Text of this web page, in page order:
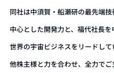
同社は中須賀・船瀬研の最先端
中心とした開発力と、福代社長
世界の宇宙ビジネスをリードして
他株主様と力を合わせ、全力でご